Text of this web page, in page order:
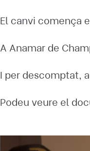
El canvi comença
A Anamar de
I per descomptat,
Podeu veure el